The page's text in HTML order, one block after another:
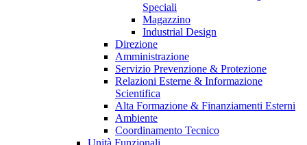
Speciali
Magazzino
Industrial Design
Direzione
Amministrazione
Servizio Prevenzione & Protezione
Relazioni Esterne & Informazione
Scientifica
Alta Formazione & Finanziamenti Esterni
Ambiente
Coordinamento Tecnico